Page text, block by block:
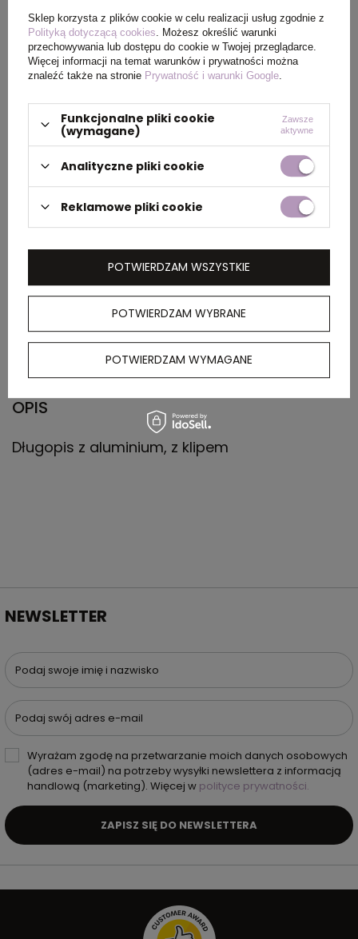
produktu
PAKOWANIE
Ilość szt. w
kartonie
wewnętrznym
50
Wymiary
kartonu
zewnętrznego
32 x 27 x 17 cm
kartonu
zewnętrznego
8,5
OPIS
Długopis z aluminium, z klipem
NEWSLETTER
Podaj swoje imię i nazwisko
Podaj swój adres e-mail
Wyrażam zgodę na przetwarzanie moich danych osobowych
(adres e-mail) na potrzeby wysyłki newslettera z informacją
handlową (marketing). Więcej w polityce prywatności.
ZAPISZ SIĘ DO NEWSLETTERA
Sklep korzysta z plików cookie w celu realizacji usług zgodnie z
Polityką dotyczącą cookies . Możesz określić warunki
przechowywania lub dostępu do cookie w Twojej przeglądarce.
Więcej informacji na temat warunków i prywatności można
znaleźć także na stronie Prywatność i warunki Google
Funkcjonalne pliki cookie
(wymagane)
Zawsze
aktywne
Analityczne pliki cookie
Reklamowe pliki cookie
POTWIERDZAM WYBRANE
POTWIERDZAM WYMAGANE
POTWIERDZAM WSZYSTKIE